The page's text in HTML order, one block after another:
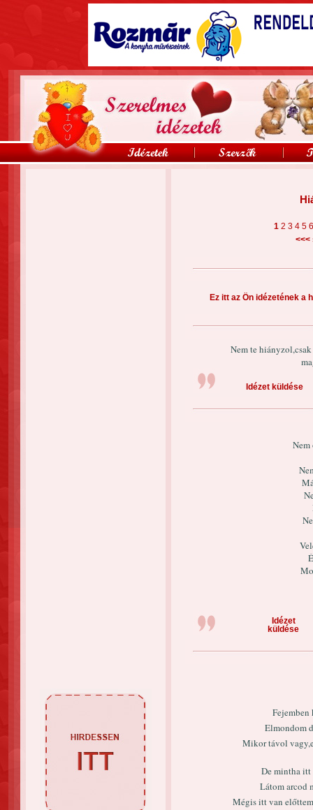
1 2 3 4 5
<<<
Ez itt az Ön idézetének a
Nem te
Idézet küldése
Nem
Idézet
küldése
Fejemben
Elmondom
Mikor távol
De mintha itt
Látom arcod
Mégis itt van